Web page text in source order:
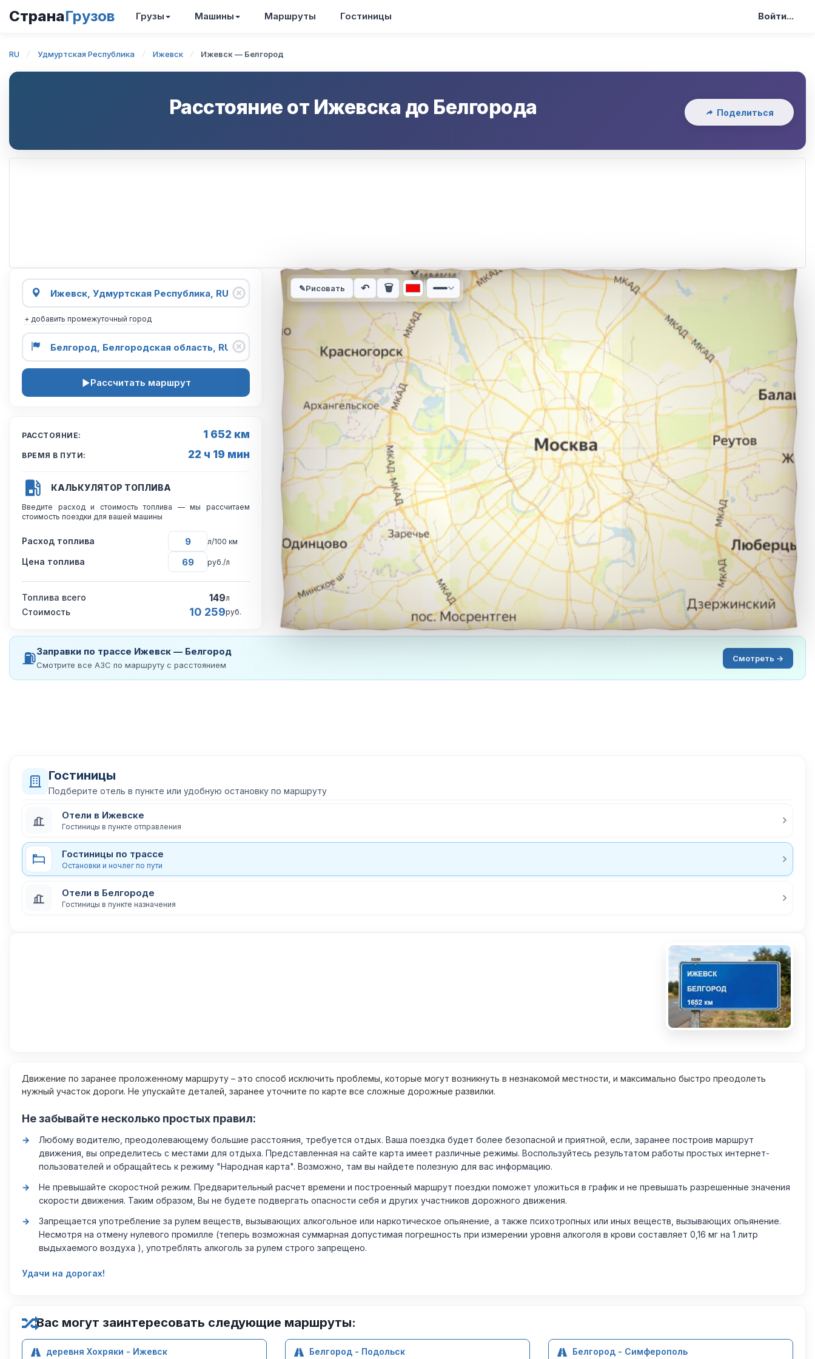
СтранаГрузов Грузы Машины Маршруты Гостиницы Войти...
RU Удмуртская Республика Ижевск Ижевск — Белгород
Расстояние от Ижевска до Белгорода Поделиться
+ добавить промежуточный город
Рассчитать маршрут
РАССТОЯНИЕ: 1 652 км
ВРЕМЯ В ПУТИ: 22 ч 19 мин
КАЛЬКУЛЯТОР ТОПЛИВА
Введите расход и стоимость топлива — мы рассчитаем
стоимость поездки для вашей машины
Расход топлива л/100 км
Цена топлива руб./л
Топлива всего 149л
Стоимость 10 259руб.
Интерактивная карта автомобильного маршрута из города Ижевск в город Белгород.
✎Рисовать ↶ 🗑
⛽Заправки по трассе Ижевск — Белгород
Смотрите все АЗС по маршруту с расстоянием
Смотреть →
Гостиницы
Подберите отель в пункте или удобную остановку по маршруту
Отели в Ижевске
Гостиницы в пункте отправления
Гостиницы по трассе
Остановки и ночлег по пути
Отели в Белгороде
Гостиницы в пункте назначения
Движение по заранее проложенному маршруту – это способ исключить проблемы, которые могут возникнуть в незнакомой местности, и максимально быстро преодолеть
нужный участок дороги. Не упускайте деталей, заранее уточните по карте все сложные дорожные развилки.
Не забывайте несколько простых правил:
Любому водителю, преодолевающему большие расстояния, требуется отдых. Ваша поездка будет более безопасной и приятной, если, заранее построив маршрут
движения, вы определитесь с местами для отдыха. Представленная на сайте карта имеет различные режимы. Воспользуйтесь результатом работы простых интернет-
пользователей и обращайтесь к режиму "Народная карта". Возможно, там вы найдете полезную для вас информацию.
Не превышайте скоростной режим. Предварительный расчет времени и построенный маршрут поездки поможет уложиться в график и не превышать разрешенные значения
скорости движения. Таким образом, Вы не будете подвергать опасности себя и других участников дорожного движения.
Запрещается употребление за рулем веществ, вызывающих алкогольное или наркотическое опьянение, а также психотропных или иных веществ, вызывающих опьянение.
Несмотря на отмену нулевого промилле (теперь возможная суммарная допустимая погрешность при измерении уровня алкоголя в крови составляет 0,16 мг на 1 литр
выдыхаемого воздуха ), употреблять алкоголь за рулем строго запрещено.
Удачи на дорогах!
Вас могут заинтересовать следующие маршруты:
деревня Хохряки - Ижевск Белгород - Подольск Белгород - Симферополь